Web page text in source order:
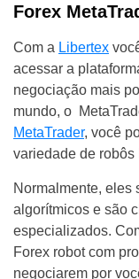
Forex
Com a Libertex
acessar a
negociação mais
mundo, o
MetaTrader, você
variedade de robôs
Normalmente, eles
algorítmicos e são
especializados.
Forex robot com
negociarem por